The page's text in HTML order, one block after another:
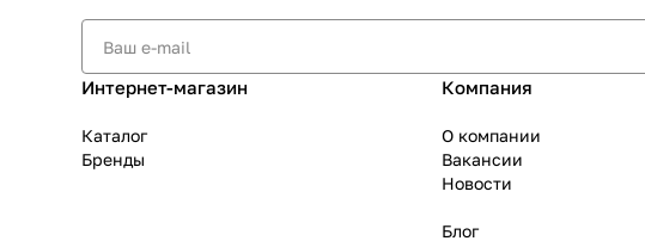
Интернет-магазин
Каталог
Бренды
Компания
О компании
Вакансии
Новости
Блог